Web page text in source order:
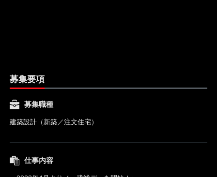
募集要項
募集職種
建築設計（新築／注文住宅）
仕事内容